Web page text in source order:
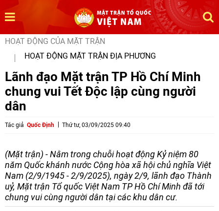
HOẠT ĐỘNG CỦA MẶT TRẬN
HOẠT ĐỘNG MẶT TRẬN ĐỊA PHƯƠNG
Lãnh đạo Mặt trận TP Hồ Chí Minh
chung vui Tết Độc lập cùng người
dân
Tác giả Quốc Định Thứ tư, 03/09/2025 09:40
(Mặt trận) - Nằm trong chuỗi hoạt động Kỷ niệm 80
năm Quốc khánh nước Cộng hòa xã hội chủ nghĩa Việt
Nam (2/9/1945 - 2/9/2025), ngày 2/9, lãnh đạo Thành
uỷ, Mặt trận Tổ quốc Việt Nam TP Hồ Chí Minh đã tới
chung vui cùng người dân tại các khu dân cư.